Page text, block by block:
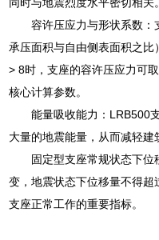
同时与地震烈度水平密切相关。
容许压应力与形状系数：
承压面积与自由侧表面积之
> 8时，支座的容许压应力可
核心计算参数。
能量吸收能力：LRB500
大量的地震能量，从而减轻建
固定型支座常规状态下
变，地震状态下位移量不得
支座正常工作的重要指标。